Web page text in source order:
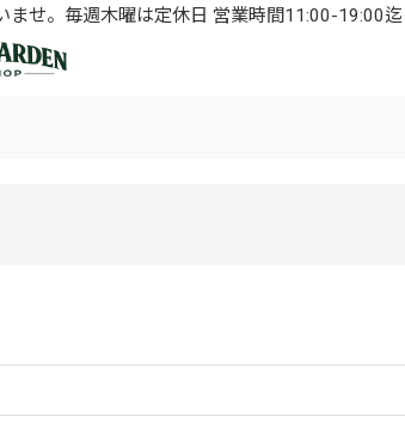
せ。毎週木曜は定休日 営業時間11:00-19:00迄